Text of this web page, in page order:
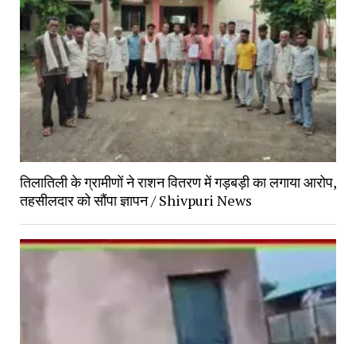
तिलातिली के ग्रामीणों ने राशन वितरण में गड़बड़ी का लगाया आरोप,
तहसीलदार को सौंपा ज्ञापन / Shivpuri News